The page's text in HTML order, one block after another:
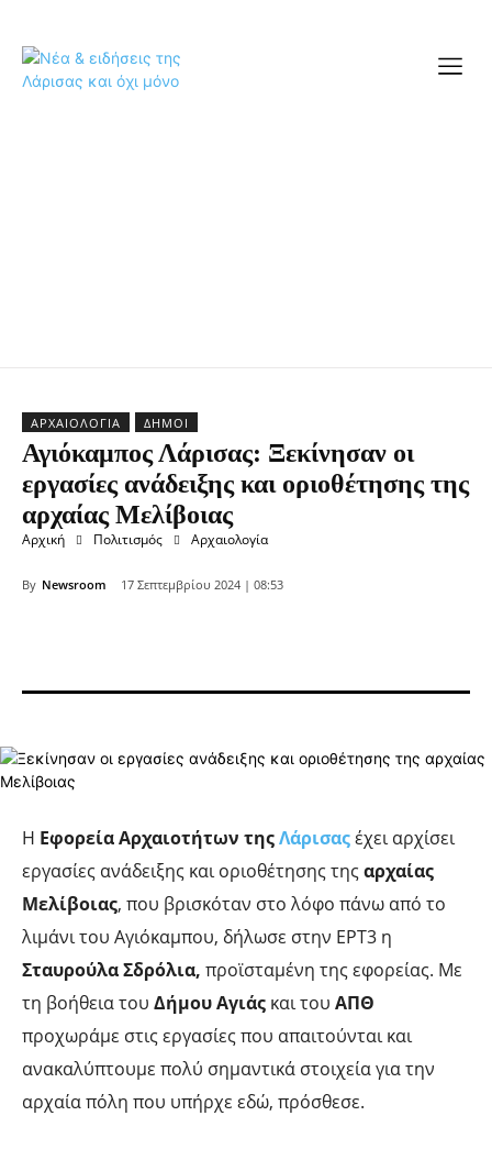
ΑΡΧΑΙΟΛΟΓΊΑ ΔΉΜΟΙ
Αγιόκαμπος Λάρισας: Ξεκίνησαν οι
εργασίες ανάδειξης και οριοθέτησης της
αρχαίας Μελίβοιας
Αρχική Πολιτισμός Αρχαιολογία
By Newsroom 17 Σεπτεμβρίου 2024 | 08:53
Η Εφορεία Αρχαιοτήτων τηςΛάρισαςέχει αρχίσει
εργασίες ανάδειξης και οριοθέτησης της αρχαίας
Μελίβοιας, που βρισκόταν στο λόφο πάνω από το
λιμάνι του Αγιόκαμπου, δήλωσε στην ΕΡΤ3 η
Σταυρούλα Σδρόλια, προϊσταμένη της εφορείας. Με
τη βοήθεια του Δήμου Αγιάς και του ΑΠΘ
προχωράμε στις εργασίες που απαιτούνται και
ανακαλύπτουμε πολύ σημαντικά στοιχεία για την
αρχαία πόλη που υπήρχε εδώ, πρόσθεσε.